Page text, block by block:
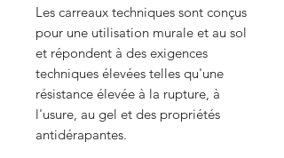
Les carreaux techniques sont conçus
pour une utilisation murale et au sol
et répondent à des exigences
techniques élevées telles qu'une
résistance élevée à la rupture, à
l'usure, au gel et des propriétés
antidérapantes.